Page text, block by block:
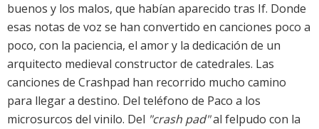
buenos y los malos, que habían aparecido tras If. Donde
esas notas de voz se han convertido en canciones poco a
poco, con la paciencia, el amor y la dedicación de un
arquitecto medieval constructor de catedrales. Las
canciones de Crashpad han recorrido mucho camino
para llegar a destino. Del teléfono de Paco a los
microsurcos del vinilo. Del "crash pad"al felpudo con la